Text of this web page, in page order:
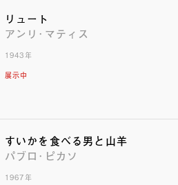
リュート
アンリ･マティス
1943年
展示中
すいかを食べる男と山羊
パブロ･ピカソ
1967年